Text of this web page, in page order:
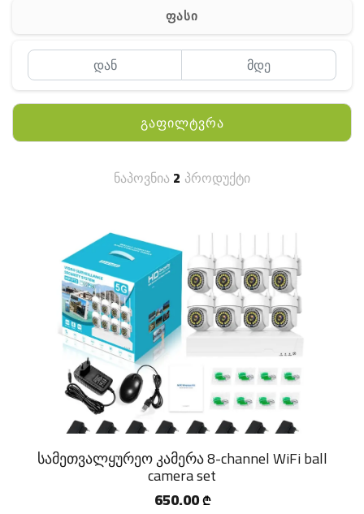
მაგნიტი
სხვა
ფასი
გაფილტვრა
ნაპოვნია2 პროდუქტი
სამეთვალყურეო კამერა 8-channel WiFi ball
camera set
650.00 ₾